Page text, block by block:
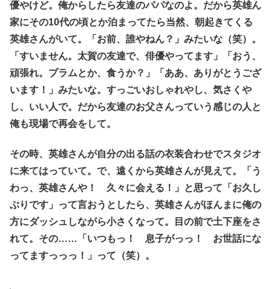
優やけど。俺からしたら友達のパパなのよ。だから英雄ん
家にその10代の頃とか泊まってたら当然、朝起きてくる
英雄さんがいて。「お前、誰やねん？」みたいな（笑）。
「すいません。太賀の友達で、俳優やってます」「おう、
頑張れ。プラムとか、食うか？」「ああ、ありがとうござ
います！」みたいな。すっごいおしゃれやし、気さくや
し、いい人で。だから友達のお父さんっていう感じの人と
俺も現場で再会をして。
その時、英雄さんが自分の出る話の衣装合わせでスタジオ
に来てはっていて。で、遠くから英雄さんが見えて。「う
わっ、英雄さんや！ 久々に会える！」と思って「お久し
ぶりです」って言おうとしたら、英雄さんがほんまに俺の
方にダッシュしながら小さくなって。目の前で土下座をさ
れて。その……「いつもっ！ 息子がっっ！ お世話にな
ってますっっっ！」って（笑）。